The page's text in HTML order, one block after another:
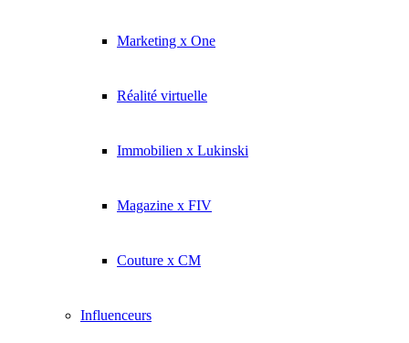
Marketing x One
Réalité virtuelle
Immobilien x Lukinski
Magazine x FIV
Couture x CM
Influenceurs